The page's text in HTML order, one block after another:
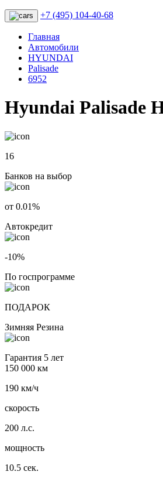
+7 (495) 104-40-68
Главная
Автомобили
HYUNDAI
Palisade
6952
Hyundai Palisade
16
Банков на выбор
от 0.01%
Автокредит
-10%
По госпрограмме
ПОДАРОК
Зимняя Резина
Гарантия 5 лет
150 000 км
190 км/ч
скорость
200 л.с.
мощность
10.5 сек.